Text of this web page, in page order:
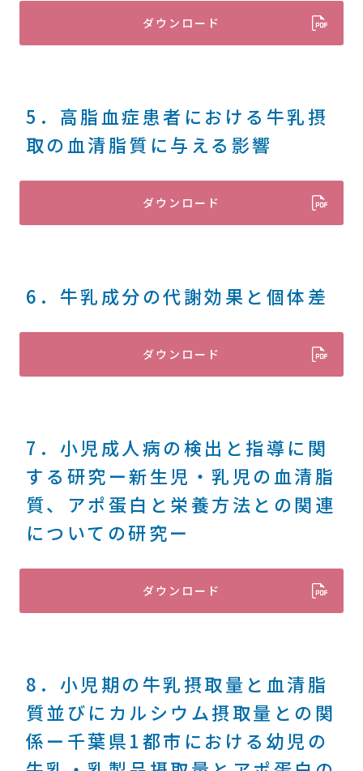
ダウンロード
5．高脂血症患者における牛乳摂
取の血清脂質に与える影響
ダウンロード
6．牛乳成分の代謝効果と個体差
ダウンロード
7．小児成人病の検出と指導に関
する研究ー新生児・乳児の血清脂
質、アポ蛋白と栄養方法との関連
についての研究ー
ダウンロード
8．小児期の牛乳摂取量と血清脂
質並びにカルシウム摂取量との関
係ー千葉県1都市における幼児の